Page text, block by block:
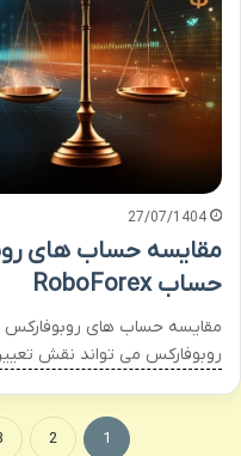
27/07/1404
مقایسه حساب های
حساب RoboForex
مقایسه حساب های روبوفارکس
روبوفارکس می تواند نقش
1
2